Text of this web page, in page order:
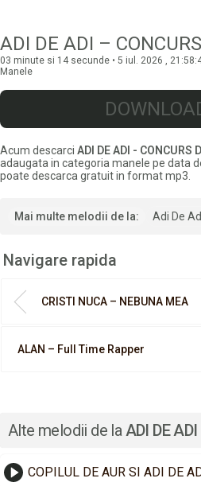
ADI DE ADI –
03 minute si 14 secunde • 5 iul. 2026 ,
Manele
Acum descarci ADI DE ADI - CONCURS
adaugata in categoria manele pe data
poate descarca gratuit in format mp3.
Mai multe melodii de la: Adi De
Navigare rapida
CRISTI NUCA – NEBUNA MEA
ALAN – Full Time Rapper
Alte melodii de laADI DE ADI
COPILUL DE AUR SI ADI DE